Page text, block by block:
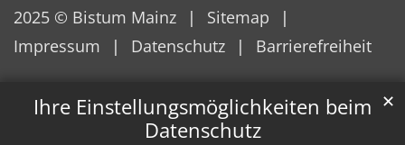
Ihre Einstellungsmöglichkeiten beim
Datenschutz
✕
2025 © Bistum Mainz
Sitemap
Impressum
Datenschutz Barrierefreiheit